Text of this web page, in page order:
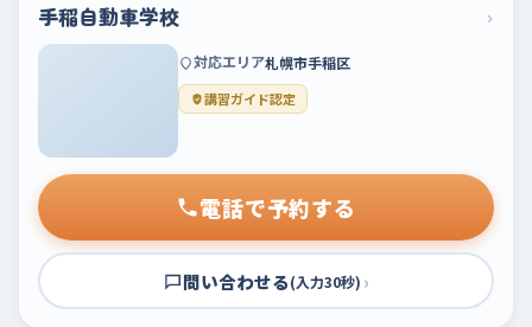
手稲自動車学校 ›
対応エリア札幌市手稲区
講習ガイド認定
電話で予約する
問い合わせる(入力30秒) ›